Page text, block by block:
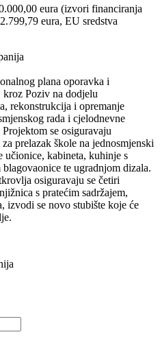
eura (izvori financiranja
eura, EU sredstva
plana oporavka i
Poziv na dodjelu
rekonstrukcija i opremanje
rada i cjelodnevne
se osiguravaju
prelazak škole na jednosmjenski
učionice, kabineta, kuhinje s
te ugradnjom dizala.
osiguravaju se četiri
s pratećim sadržajem,
izvodi se novo stubište koje će